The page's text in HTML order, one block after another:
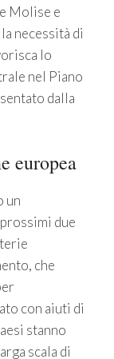
Molise e
necessità di
lo
nel Piano
dalla
europea
un
due
che
con aiuti di
stanno
scala di